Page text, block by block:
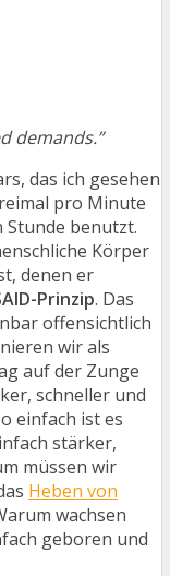
demands.”
das ich gesehen
pro Minute
benutzt.
Körper
denen er
Prinzip. Das
offensichtlich
wir als
auf der Zunge
schneller und
einfach ist es
stärker,
müssen wir
Heben von
wachsen
geboren und